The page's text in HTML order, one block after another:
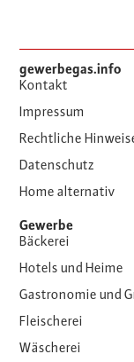
gewerbegas.info
Kontakt
Impressum
Rechtliche
Datenschutz
Home alternativ
Gewerbe
Bäckerei
Hotels und Heime
Gastronomie und
Fleischerei
Wäscherei